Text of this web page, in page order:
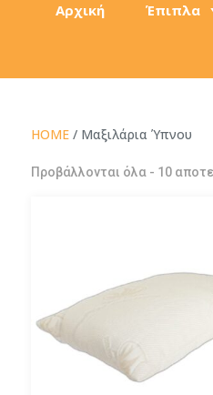
Αρχική Έπιπλα
HOME/ Μαξιλάρια Ύπνου
Προβάλλονται όλα - 10